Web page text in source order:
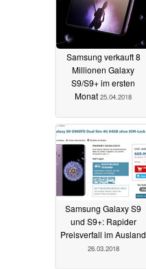
Samsung verkauft 8
Millionen Galaxy
S9/S9+ im ersten
Monat 25.04.2018
Samsung Galaxy S9
und S9+: Rapider
Preisverfall im Ausland
26.03.2018